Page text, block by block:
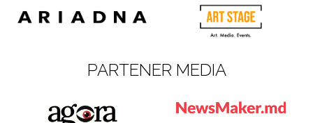
PARTENER MEDIA